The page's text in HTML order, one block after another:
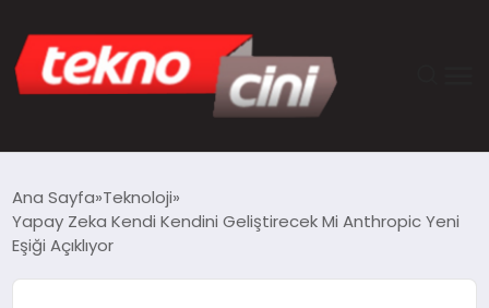
TEKNOLOJI
Ana Sayfa Teknoloji
Yapay Zeka Kendi Kendini Geliştirecek Mi Anthropic Yeni
Eşiği Açıklıyor